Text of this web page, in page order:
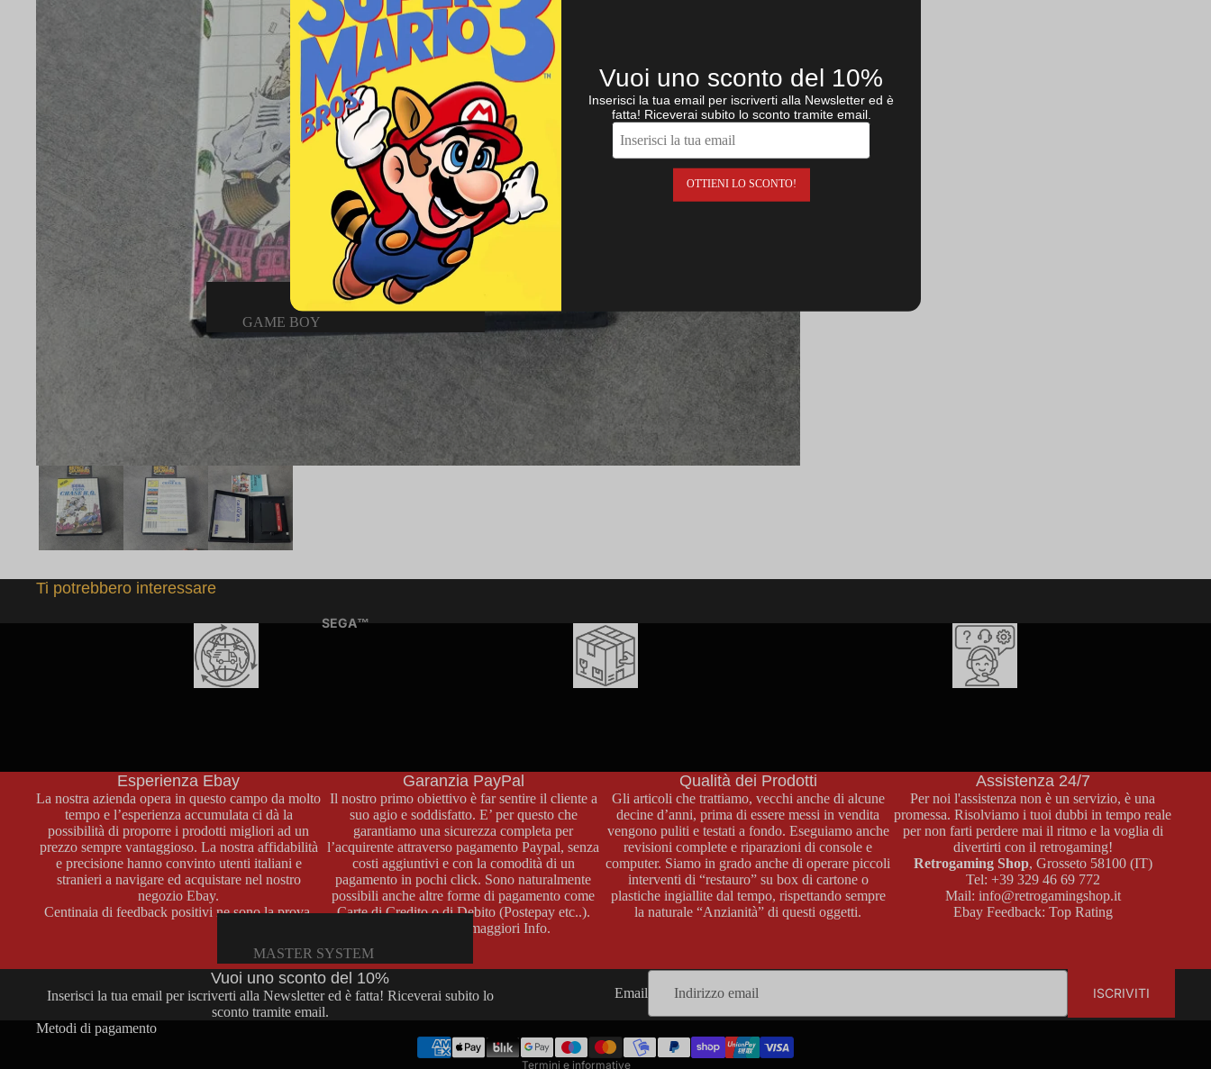
GAME BOY
CONSOLE GAME BOY
GIOCHI GAME BOY
ACCESSORI GAME BOY
LIBRETTI, POSTER E OPUSCOLI
GAME BOY COLOR
CONSOLE GAME BOY COLOR
GIOCHI GAME BOY COLOR
CONSOLE GAME BOY ADVANCE
GIOCHI GAME BOY ADVANCE
CONSOLE DS
GIOCHI DS
ACCESSORI DS
3DS
CONSOLE 3DS
ACCESSORI 3DS
NES
SEGA™
MASTER SYSTEM
CONSOLE MASTER SYSTEM
GIOCHI MASTER SYSTEM
Versione:
Publisher:
Developer:
Anno:
Ti potrebbero interessare
Esperienza Ebay
La nostra azienda opera in questo campo da molto
tempo e l’esperienza accumulata ci dà la
possibilità di proporre i prodotti migliori ad un
prezzo sempre vantaggioso. La nostra affidabilità
e precisione hanno convinto utenti italiani e
stranieri a navigare ed acquistare nel nostro
negozio Ebay.
Centinaia di feedback positivi ne sono la prova.
Garanzia PayPal
Il nostro primo obiettivo è far sentire il cliente a
suo agio e soddisfatto. E’ per questo che
garantiamo una sicurezza completa per
l’acquirente attraverso pagamento Paypal, senza
costi aggiuntivi e con la comodità di un
pagamento in pochi click. Sono naturalmente
possibili anche altre forme di pagamento come
Carte di Credito o di Debito (Postepay etc..).
Contattateci per maggiori Info.
Qualità dei Prodotti
Gli articoli che trattiamo, vecchi anche di alcune
decine d’anni, prima di essere messi in vendita
vengono puliti e testati a fondo. Eseguiamo anche
revisioni complete e riparazioni di console e
computer. Siamo in grado anche di operare piccoli
interventi di “restauro” su box di cartone o
plastiche ingiallite dal tempo, rispettando sempre
la naturale “Anzianità” di questi oggetti.
Assistenza 24/7
Per noi l'assistenza non è un servizio, è una
promessa. Risolviamo i tuoi dubbi in tempo reale
per non farti perdere mai il ritmo e la voglia di
divertirti con il retrogaming!
Retrogaming Shop, Grosseto 58100 (IT)
Tel: +39 329 46 69 772
Mail: info@retrogamingshop.it
Ebay Feedback: Top Rating
Vuoi uno sconto del 10%
Inserisci la tua email per iscriverti alla Newsletter ed è fatta! Riceverai subito lo
sconto tramite email.
Email ISCRIVITI
Metodi di pagamento
Termini e informative
Informativa sui rimborsi
Vuoi uno sconto del 10%
Inserisci la tua email per iscriverti alla Newsletter ed è
fatta! Riceverai subito lo sconto tramite email.
OTTIENI LO SCONTO!